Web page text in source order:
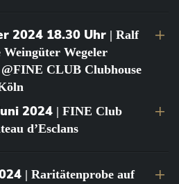
2024 18.30 Uhr | Ralf
Wegeler
CLUB Clubhouse
2024 | FINE Club
d’Esclans
| Raritätenprobe auf